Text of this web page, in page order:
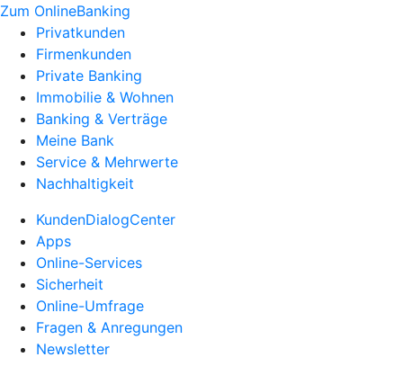
Zum OnlineBanking
Privatkunden
Firmenkunden
Private Banking
Immobilie & Wohnen
Banking & Verträge
Meine Bank
Service & Mehrwerte
Nachhaltigkeit
KundenDialogCenter
Apps
Online-Services
Sicherheit
Online-Umfrage
Fragen & Anregungen
Newsletter